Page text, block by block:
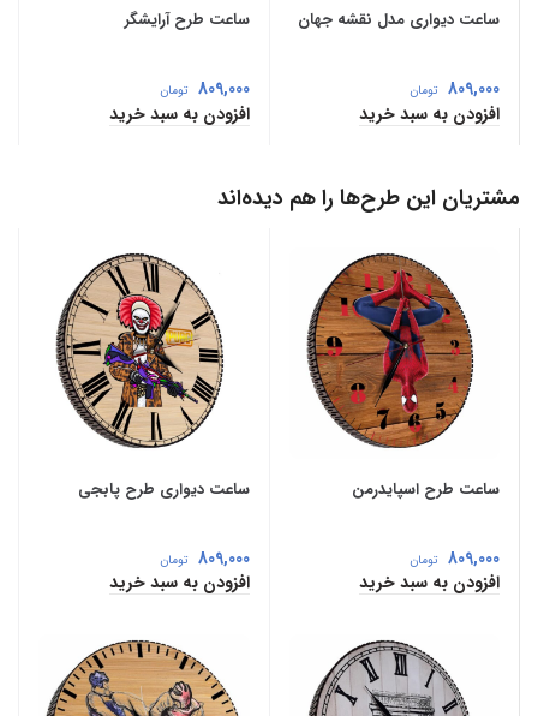
ساعت دیواری مدل نقشه جهان
809,000 تومان
افزودن به سبد خرید
ساعت طرح آرایشگر
809,000 تومان
افزودن به سبد خرید
مشتریان این طرح‌ها را هم دیده‌اند
ساعت طرح اسپایدرمن
809,000 تومان
افزودن به سبد خرید
ساعت دیواری طرح پابجی
809,000 تومان
افزودن به سبد خرید